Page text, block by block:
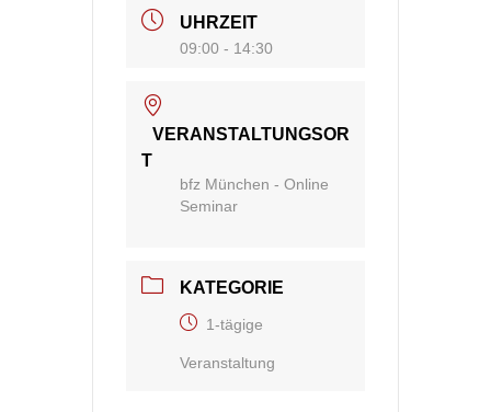
UHRZEIT
09:00 - 14:30
VERANSTALTUNGSOR
T
bfz München - Online
Seminar
KATEGORIE
1-tägige
Veranstaltung